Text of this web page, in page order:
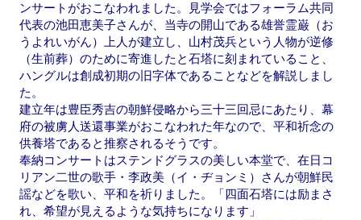
ンサートがおこなわれました。見学会ではフォーラム共同
代表の池田恵美子さんが、当寺の開山である雄誉霊巌（お
うよれいがん）上人が建立し、山村茂兵という人物が逆修
（生前葬）のために寄進したと石塔に刻まれていること、
ハングルは創成初期の旧字体であることなどを解説しまし
た。
建立年は豊臣秀吉の朝鮮侵略から三十三回忌にあたり、幕
府の被虜人送還事業がおこなわれた年なので、平和祈念の
供養塔であると推察されるそうです。
奉納コンサートはステンドグラスの美しい本堂で、在日コ
リアン二世の歌手・李政美（イ・ヂョンミ）さんが朝鮮民
謡などを歌い、平和を祈りました。「四面石塔には励まさ
れ、希望が見えるような気持ちになります」